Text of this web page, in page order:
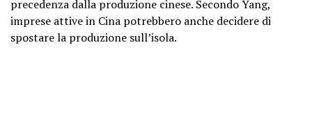
precedenza dalla produzione cinese. Secondo Yang,
imprese attive in Cina potrebbero anche decidere di
spostare la produzione sull’isola.